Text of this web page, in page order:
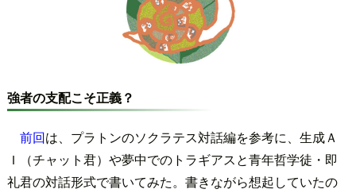
強者の支配こそ正義？
前回は、プラトンのソクラテス対話編を参考に、生成Ａ
Ｉ（チャット君）や夢中でのトラギアスと青年哲学徒・即
礼君の対話形式で書いてみた。書きながら想起していたの